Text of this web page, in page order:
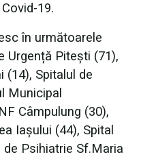
19.
în următoarele
Urgență Pitești (71),
(14), Spitalul de
Municipal
Câmpulung (30),
Iașului (44), Spital
de Psihiatrie Sf.Maria